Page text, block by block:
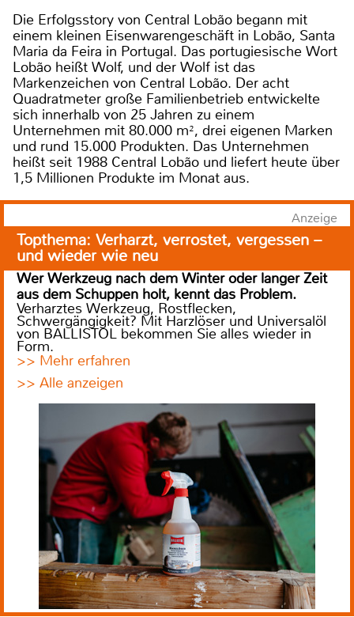
Die Erfolgsstory von Central Lobão begann mit
einem kleinen Eisenwarengeschäft in Lobão, Santa
Maria da Feira in Portugal. Das portugiesische Wort
Lobão heißt Wolf, und der Wolf ist das
Markenzeichen von Central Lobão. Der acht
Quadratmeter große Familienbetrieb entwickelte
sich innerhalb von 25 Jahren zu einem
Unternehmen mit 80.000 m², drei eigenen Marken
und rund 15.000 Produkten. Das Unternehmen
heißt seit 1988 Central Lobão und liefert heute über
1,5 Millionen Produkte im Monat aus.
Anzeige
Topthema: Verharzt, verrostet, vergessen –
und wieder wie neu
Wer Werkzeug nach dem Winter oder langer Zeit
aus dem Schuppen holt, kennt das Problem.
Verharztes Werkzeug, Rostflecken,
Schwergängigkeit? Mit Harzlöser und Universalöl
von BALLISTOL bekommen Sie alles wieder in
Form.
>> Mehr erfahren
>> Alle anzeigen